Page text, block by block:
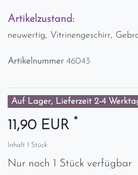
Artikelzustand:
neuwertig, Vitrinengeschirr,
Artikelnummer 46043
Auf Lager, Lieferzeit 2-4
11,90 EUR *
Inhalt 1 Stück
Nur noch 1 Stück verfügbar